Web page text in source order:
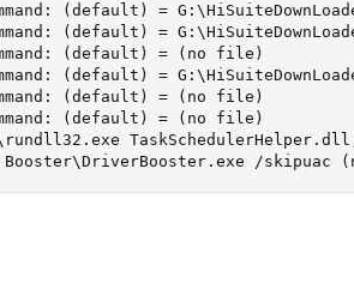
(default) =
(default) =
(default) = (no file)
(default) =
(default) = (no file)
(default) = (no file)
/skipuac